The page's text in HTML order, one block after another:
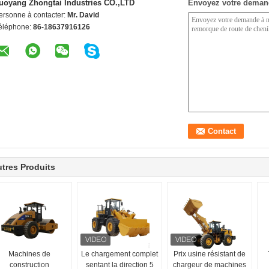
Zhongtai Industries CO.,LTD
à contacter: Mr. David
86-18637916126
Envoyez votre
Produits
Machines de
construction
Le chargement complet
sentant la direction 5
Prix usine résistant de
chargeur de machines